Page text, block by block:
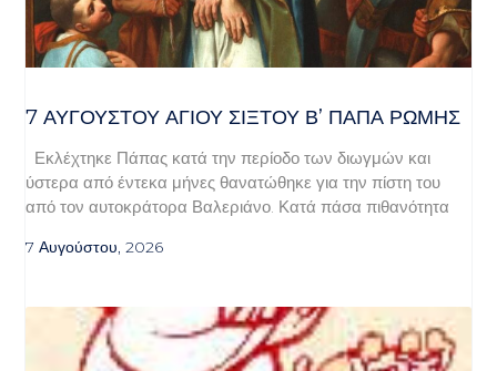
7 ΑΥΓΟΥΣΤΟΥ ΑΓΙΟΥ ΣΙΞΤΟΥ Β’ ΠΑΠΑ ΡΩΜΗΣ
Εκλέχτηκε Πάπας κατά την περίοδο των διωγμών και
ύστερα από έντεκα μήνες θανατώθηκε για την πίστη του
από τον αυτοκράτορα Βαλεριάνο. Κατά πάσα πιθανότητα
7 Αυγούστου, 2026